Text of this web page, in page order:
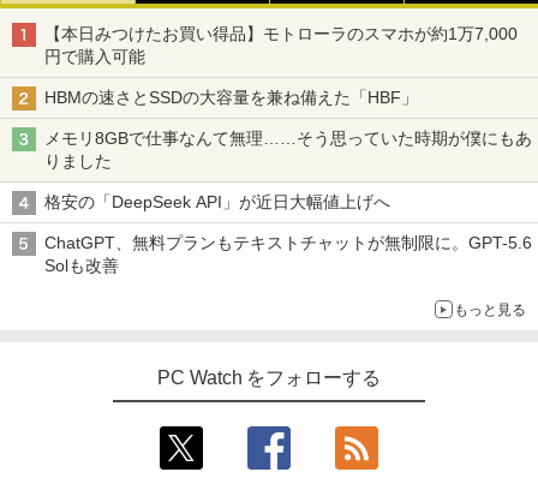
【本日みつけたお買い得品】モトローラのスマホが約1万7,000
円で購入可能
HBMの速さとSSDの大容量を兼ね備えた「HBF」
メモリ8GBで仕事なんて無理……そう思っていた時期が僕にもあ
りました
格安の「DeepSeek API」が近日大幅値上げへ
ChatGPT、無料プランもテキストチャットが無制限に。GPT-5.6
Solも改善
もっと見る
PC Watch をフォローする